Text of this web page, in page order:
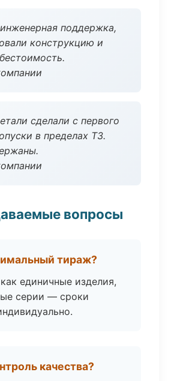
поддержка,
конструкцию и
сделали с первого
в пределах ТЗ.
вопросы
тираж?
единичные изделия,
серии — сроки
качества?